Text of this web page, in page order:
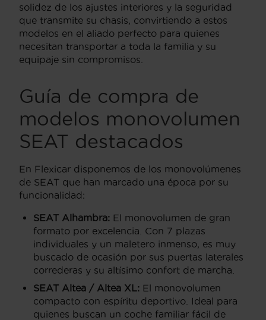
solidez de los ajustes interiores y la seguridad
que transmite su chasis, convirtiendo a estos
modelos en el aliado perfecto para quienes
necesitan transportar a toda la familia y su
equipaje sin compromisos.
Guía de compra de
modelos monovolumen
SEAT destacados
En Flexicar disponemos de los monovolúmenes
de SEAT que han marcado una época por su
funcionalidad:
SEAT Alhambra: El monovolumen de gran
formato por excelencia. Con 7 plazas
individuales y un maletero inmenso, es muy
buscado de ocasión por sus puertas laterales
correderas y su altísimo confort de marcha.
SEAT Altea / Altea XL: El monovolumen
compacto con espíritu deportivo. Ideal para
quienes buscan un coche familiar fácil de